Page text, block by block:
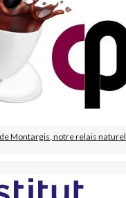
Montargis, notre relais naturel